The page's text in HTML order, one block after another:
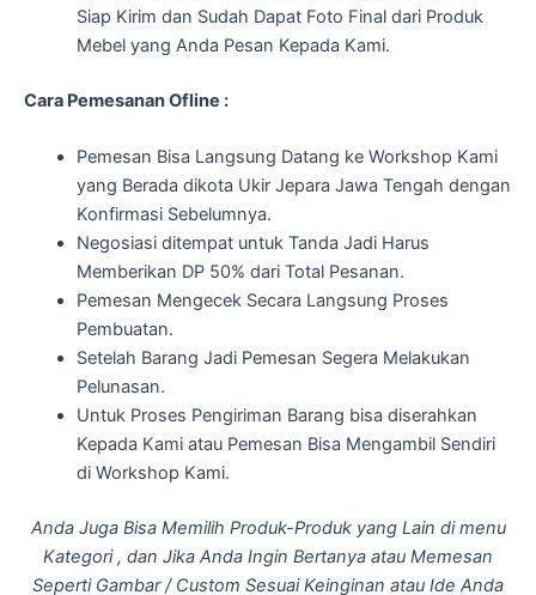
Siap Kirim dan Sudah Dapat Foto Final dari Produk
Mebel yang Anda Pesan Kepada Kami.
Cara Pemesanan Ofline :
Pemesan Bisa Langsung Datang ke Workshop Kami
yang Berada dikota Ukir Jepara Jawa Tengah dengan
Konfirmasi Sebelumnya.
Negosiasi ditempat untuk Tanda Jadi Harus
Memberikan DP 50% dari Total Pesanan.
Pemesan Mengecek Secara Langsung Proses
Pembuatan.
Setelah Barang Jadi Pemesan Segera Melakukan
Pelunasan.
Untuk Proses Pengiriman Barang bisa diserahkan
Kepada Kami atau Pemesan Bisa Mengambil Sendiri
di Workshop Kami.
Anda Juga Bisa Memilih Produk-Produk yang Lain di menu
Kategori , dan Jika Anda Ingin Bertanya atau Memesan
Seperti Gambar / Custom Sesuai Keinginan atau Ide Anda